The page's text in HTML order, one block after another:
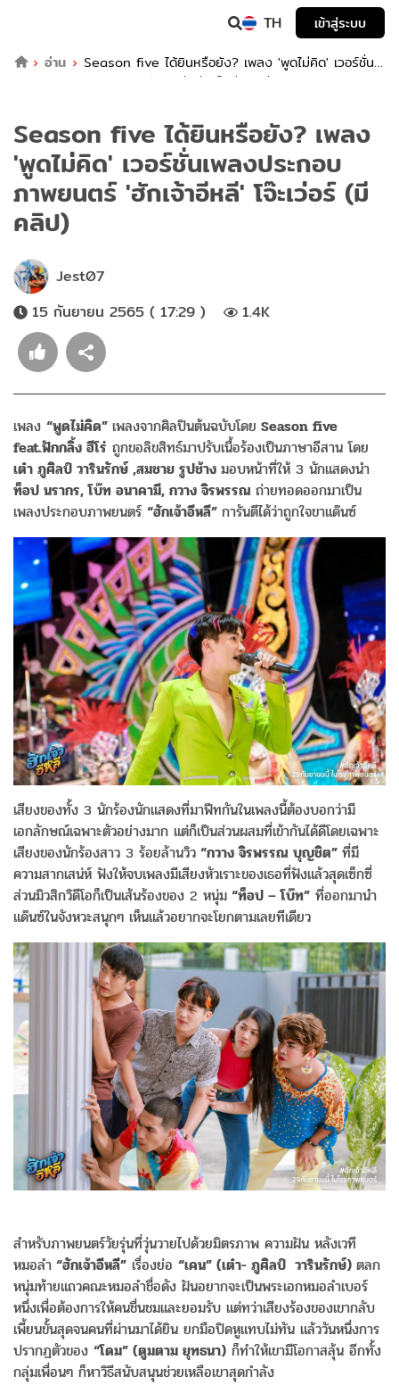
TH
เข้าสู่ระบบ
อ่าน
Season five ได้ยินหรือยัง? เพลง 'พูดไม่คิด' เวอร์ชั่น
เพลงประกอบภาพยนตร์ 'ฮักเจ้าอีหลี' โจ๊ะเว่อร์ (มีคลิป)
Season five ได้ยินหรือยัง? เพลง
'พูดไม่คิด' เวอร์ชั่นเพลงประกอบ
ภาพยนตร์ 'ฮักเจ้าอีหลี' โจ๊ะเว่อร์ (มี
คลิป)
Jest07
15 กันยายน 2565 ( 17:29 )
1.4K
เพลง “พูดไม่คิด” เพลงจากศิลปินต้นฉบับโดย Season five
feat.ฟักกลิ้ง ฮีโร่ ถูกขอลิขสิทธ์มาปรับเนื้อร้องเป็นภาษาอีสาน โดย
เต๋า ภูศิลป์ วารินรักษ์ ,สมชาย รูปช้าง มอบหน้าที่ให้ 3 นักแสดงนำ
ท็อป นรากร, โบ๊ท อนาคามี, กวาง จิรพรรณ ถ่ายทอดออกมาเป็น
เพลงประกอบภาพยนตร์ “ฮักเจ้าอีหลี” การันตีได้ว่าถูกใจขาแด๊นซ์
เสียงของทั้ง 3 นักร้องนักแสดงที่มาฟีทกันในเพลงนี้ต้องบอกว่ามี
เอกลักษณ์เฉพาะตัวอย่างมาก แต่ก็เป็นส่วนผสมที่เข้ากันได้ดีโดยเฉพาะ
เสียงของนักร้องสาว 3 ร้อยล้านวิว “กวาง จิรพรรณ บุญชิต” ที่มี
ความสากเสน่ห์ ฟังให้จบเพลงมีเสียงหัวเราะของเธอที่ฟังแล้วสุดเซ็กซี่
ส่วนมิวสิกวิดีโอก็เป็นเส้นร้องของ 2 หนุ่ม “ท็อป – โบ๊ท” ที่ออกมานำ
แด๊นซ์ในจังหวะสนุกๆ เห็นแล้วอยากจะโยกตามเลยทีเดียว
สำหรับภาพยนตร์วัยรุ่นที่วุ่นวายไปด้วยมิตรภาพ ความฝัน หลังเวที
หมอลำ “ฮักเจ้าอีหลี” เรื่องย่อ “เคน” (เต๋า- ภูศิลป์ วารินรักษ์) ตลก
หนุ่มท้ายแถวคณะหมอลำชื่อดัง ฝันอยากจะเป็นพระเอกหมอลำเบอร์
หนึ่งเพื่อต้องการให้คนชื่นชมและยอมรับ แต่ทว่าเสียงร้องของเขากลับ
เพี้ยนขั้นสุดจนคนที่ผ่านมาได้ยิน ยกมือปิดหูแทบไม่ทัน แล้ววันหนึ่งการ
ปรากฏตัวของ “โดม” (ตูมตาม ยุทธนา) ก็ทำให้เขามีโอกาสลุ้น อีกทั้ง
กลุ่มเพื่อนๆ ก็หาวิธีสนับสนุนช่วยเหลือเขาสุดกำลัง